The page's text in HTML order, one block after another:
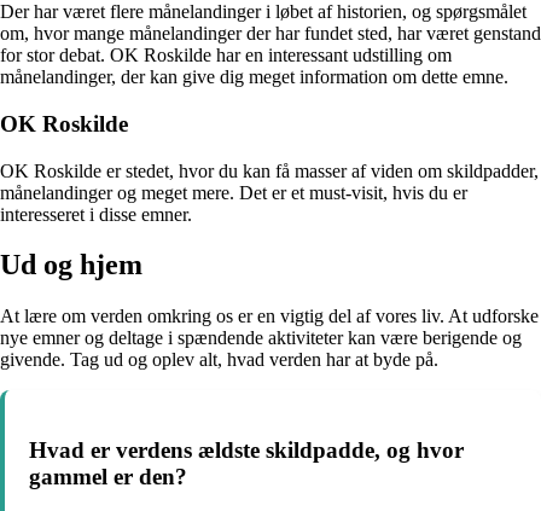
Der har været flere månelandinger i løbet af historien, og spørgsmålet
om, hvor mange månelandinger der har fundet sted, har været genstand
for stor debat. OK Roskilde har en interessant udstilling om
månelandinger, der kan give dig meget information om dette emne.
OK Roskilde
OK Roskilde er stedet, hvor du kan få masser af viden om skildpadder,
månelandinger og meget mere. Det er et must-visit, hvis du er
interesseret i disse emner.
Ud og hjem
At lære om verden omkring os er en vigtig del af vores liv. At udforske
nye emner og deltage i spændende aktiviteter kan være berigende og
givende. Tag ud og oplev alt, hvad verden har at byde på.
Hvad er verdens ældste skildpadde, og hvor
gammel er den?